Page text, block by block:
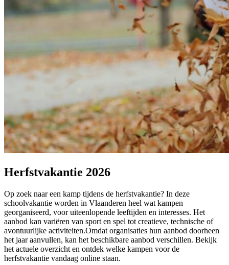
Herfstvakantie 2026
Op zoek naar een kamp tijdens de herfstvakantie? In deze
schoolvakantie worden in Vlaanderen heel wat kampen
georganiseerd, voor uiteenlopende leeftijden en interesses. Het
aanbod kan variëren van sport en spel tot creatieve, technische of
avontuurlijke activiteiten.Omdat organisaties hun aanbod doorheen
het jaar aanvullen, kan het beschikbare aanbod verschillen. Bekijk
het actuele overzicht en ontdek welke kampen voor de
herfstvakantie vandaag online staan.